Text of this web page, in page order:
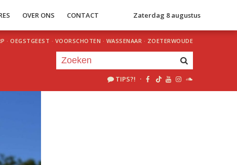
OVER ONS CONTACT Zaterdag 8 augustus
· OEGSTGEEST · VOORSCHOTEN · WASSENAAR · ZOETERWOUDE
TIPS?! ·